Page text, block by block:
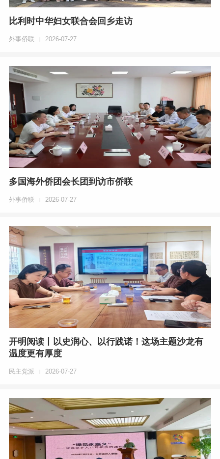
比利时中华妇女联合会回乡走访
外事侨联 | 2026-07-27
多国海外侨团会长团到访市侨联
外事侨联 | 2026-07-27
开明阅读丨以史润心、以行践诺！这场主题沙龙有
温度更有厚度
民主党派 | 2026-07-27